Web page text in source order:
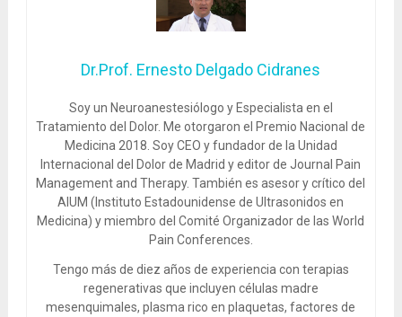
Dr.Prof. Ernesto Delgado Cidranes
Soy un Neuroanestesiólogo y Especialista en el
Tratamiento del Dolor. Me otorgaron el Premio Nacional de
Medicina 2018. Soy CEO y fundador de la Unidad
Internacional del Dolor de Madrid y editor de Journal Pain
Management and Therapy. También es asesor y crítico del
AIUM (Instituto Estadounidense de Ultrasonidos en
Medicina) y miembro del Comité Organizador de las World
Pain Conferences.
Tengo más de diez años de experiencia con terapias
regenerativas que incluyen células madre
mesenquimales, plasma rico en plaquetas, factores de